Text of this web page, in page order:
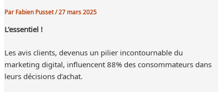
ParFabien Pusset/27 mars 2025
L’essentiel !
Les avis clients, devenus un pilier incontournable du
marketing digital, influencent 88% des consommateurs dans
leurs décisions d’achat.